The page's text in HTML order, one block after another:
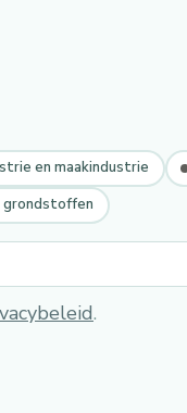
en maakindustrie
.